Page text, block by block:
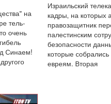
на
тель-
очень
Синаем!
Израильский
кадры, на которых
правозащитник
палестинским
безопасности
которые
евреям. Вторая